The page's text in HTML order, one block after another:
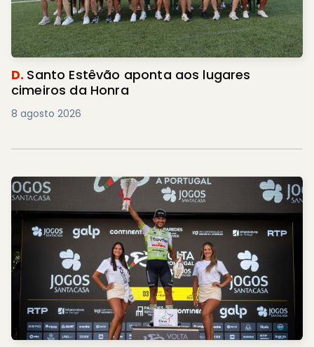
D. Santo Estêvão aponta aos lugares
cimeiros da Honra
8 agosto 2026